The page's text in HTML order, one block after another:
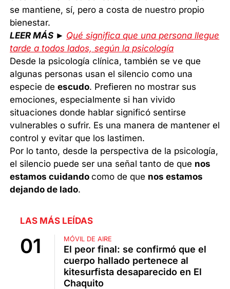
se mantiene, sí, pero a costa de nuestro propio
bienestar.
LEER MÁS ► Qué significa que una persona llegue
tarde a todos lados, según la psicología
Desde la psicología clínica, también se ve que
algunas personas usan el silencio como una
especie deescudo. Prefieren no mostrar sus
emociones, especialmente si han vivido
situaciones donde hablar significó sentirse
vulnerables o sufrir. Es una manera de mantener el
control y evitar que los lastimen.
Por lo tanto, desde la perspectiva de la psicología,
el silencio puede ser una señal tanto de que nos
estamos cuidandocomo de que nos estamos
dejando de lado.
LAS MÁS LEÍDAS
MÓVIL DE AIRE
El peor final: se confirmó que el
cuerpo hallado pertenece al
kitesurfista desaparecido en El
Chaquito